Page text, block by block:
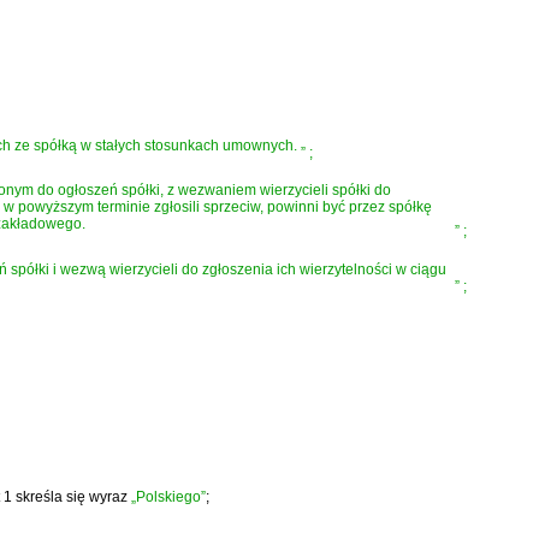
spółką w stałych stosunkach umownych. ” ;
do ogłoszeń spółki, z wezwaniem wierzycieli spółki do
terminie zgłosili sprzeciw, powinni być przez spółkę
” ;
i wezwą wierzycieli do zgłoszenia ich wierzytelności w ciągu
” ;
skreśla się wyraz „Polskiego”;